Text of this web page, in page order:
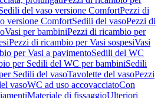
del vaso versione ComfortPezzi di
versione ComfortSedili del vasoPezzi di
Vasi per bambiniPezzi di ricambio per
Pezzi di ricambio per Vasi sospesiVasi
per Vasi a pavimentoSedili del WC
per Sedili del WC per bambiniSedili
Sedili del vasoTavolette del vasoPezzi
vasoWC ad uso accovacciatoCon
Materiale di fissaggioUlteriori